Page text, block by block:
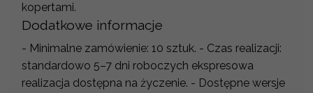
kopertami.
Dodatkowe informacje
- Minimalne zamówienie: 10 sztuk. - Czas realizacji:
standardowo 5–7 dni roboczych ekspresowa
realizacja dostępna na życzenie. - Dostępne wersje